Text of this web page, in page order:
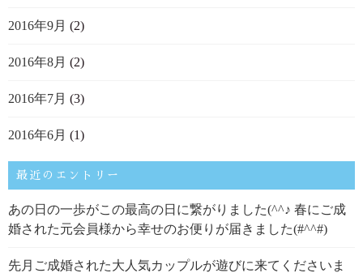
2016年9月 (2)
2016年8月 (2)
2016年7月 (3)
2016年6月 (1)
最近のエントリー
あの日の一歩がこの最高の日に繋がりました(^^♪ 春にご成
婚された元会員様から幸せのお便りが届きました(#^^#)
先月ご成婚された大人気カップルが遊びに来てくださいま